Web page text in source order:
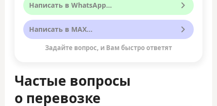
Частые вопросы
о перевозке
Написать в WhatsApp...
Написать в MAX...
Задайте вопрос, и Вам быстро ответят